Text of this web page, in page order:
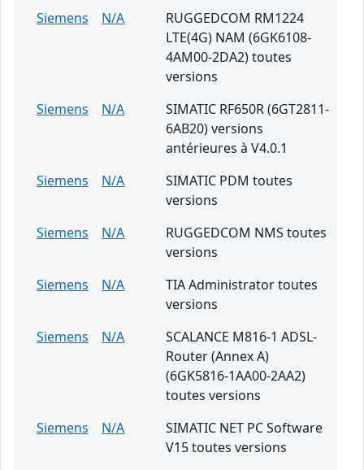
Siemens
N/A
RUGGEDCOM RM1224
LTE(4G) NAM (6GK6108-
4AM00-2DA2) toutes
versions
Siemens
N/A
SIMATIC RF650R (6GT2811-
6AB20) versions
antérieures à V4.0.1
Siemens
N/A
SIMATIC PDM toutes
versions
Siemens
N/A
RUGGEDCOM NMS toutes
versions
Siemens
N/A
TIA Administrator toutes
versions
Siemens
N/A
SCALANCE M816-1 ADSL-
Router (Annex A)
(6GK5816-1AA00-2AA2)
toutes versions
Siemens
N/A
SIMATIC NET PC Software
V15 toutes versions